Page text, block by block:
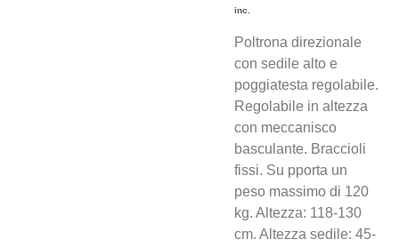
inc.
Poltrona direzionale
con sedile alto e
poggiatesta regolabile.
Regolabile in altezza
con meccanisco
basculante. Braccioli
fissi. Su pporta un
peso massimo di 120
kg. Altezza: 118-130
cm. Altezza sedile: 45-